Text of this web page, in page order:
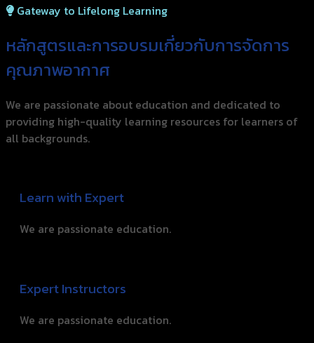
Gateway to Lifelong Learning
หลักสูตรและการอบรมเกี่ยวกับการจัดการ
คุณภาพอากาศ
We are passionate about education and dedicated to
providing high-quality learning resources for learners of
all backgrounds.
Learn with Expert
We are passionate education.
Expert Instructors
We are passionate education.